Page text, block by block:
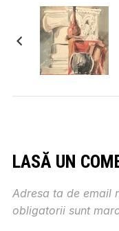
LASĂ UN
Adresa ta de email
obligatorii sunt